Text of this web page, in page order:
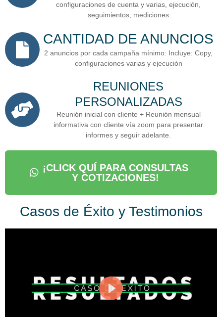
configuraciones de cuenta y varias, ejecución,
seguimientos, mediciones
CANTIDAD DE ANUNCIOS
2 anuncios por cada campaña mínimo: Incluye: Copy,
configuraciones varias y ejecución
REUNIONES
PERSONALIZADAS
Reunión inicial con cliente + Reunión mensual
informativa con cliente vía zoom para presentar
informes y seguir adelante.
¡CLICK QUÍ PARA CONSULTAS
Y COTIZACIONES!
Casos de Éxito y Testimonios